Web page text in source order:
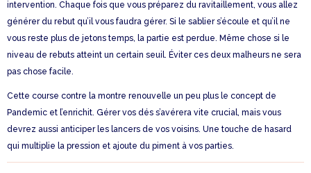
intervention. Chaque fois que vous préparez du ravitaillement, vous allez
générer du rebut qu’il vous faudra gérer. Si le sablier s’écoule et qu’il ne
vous reste plus de jetons temps, la partie est perdue. Même chose si le
niveau de rebuts atteint un certain seuil. Éviter ces deux malheurs ne sera
pas chose facile.
Cette course contre la montre renouvelle un peu plus le concept de
Pandemic et l’enrichit. Gérer vos dés s’avérera vite crucial, mais vous
devrez aussi anticiper les lancers de vos voisins. Une touche de hasard
qui multiplie la pression et ajoute du piment à vos parties.